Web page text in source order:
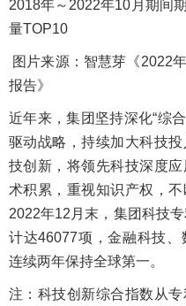
2018年～2022年10月期间
量TOP10
图片来源：智慧芽《2022
报告》
近年来，集团坚持深化“综
驱动战略，持续加大科技
技创新，将领先科技深度
术积累，重视知识产权，
2022年12月末，集团科技
计达46077项，金融科技
连续两年保持全球第一。
注：科技创新综合指数从